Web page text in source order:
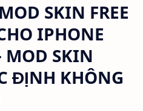
SKIN FREE
IPHONE
MOD SKIN
ĐỊNH KHÔNG